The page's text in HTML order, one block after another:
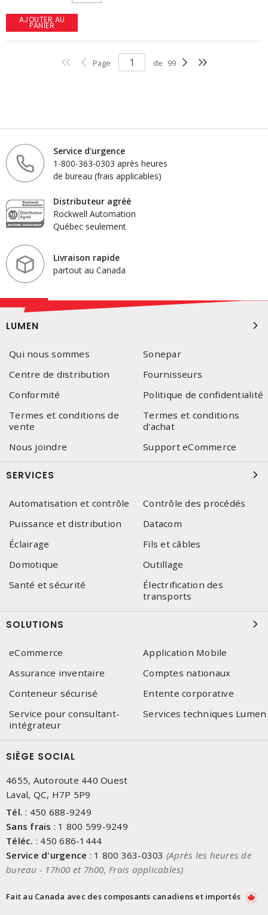
AJOUTER AU
PANIER
Page de 99
Service d'urgence
1-800-363-0303 après heures
de bureau (frais applicables)
Distributeur agréé
Rockwell Automation
Québec seulement
Livraison rapide
partout au Canada
LUMEN
Qui nous sommes
Sonepar
Centre de distribution
Fournisseurs
Conformité
Politique de confidentialité
Termes et conditions de
vente
Termes et conditions
d'achat
Nous joindre
Support eCommerce
SERVICES
Automatisation et contrôle
Contrôle des procédés
Puissance et distribution
Datacom
Éclairage
Fils et câbles
Domotique
Outillage
Santé et sécurité
Électrification des
transports
SOLUTIONS
eCommerce
Application Mobile
Assurance inventaire
Comptes nationaux
Conteneur sécurisé
Entente corporative
Service pour consultant-
intégrateur
Services techniques Lumen
SIÈGE SOCIAL
4655, Autoroute 440 Ouest
Laval, QC, H7P 5P9
Tél. : 450 688-9249
Sans frais : 1 800 599-9249
Téléc. : 450 686-1444
Service d'urgence : 1 800 363-0303 (Après les heures de
bureau - 17h00 et 7h00, Frais applicables)
Fait au Canada avec des composants canadiens et importés